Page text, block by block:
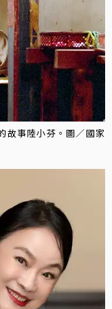
故事陸小芬。圖／國家